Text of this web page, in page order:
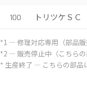
100 トリツケＳＣ
*1 ― 修理対応専用（部品
*2 ― 販売停止中（こちら
* 生産終了 ― こちらの部品